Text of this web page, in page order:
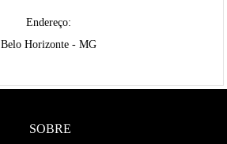
Endereço:
Belo Horizonte - MG
SOBRE